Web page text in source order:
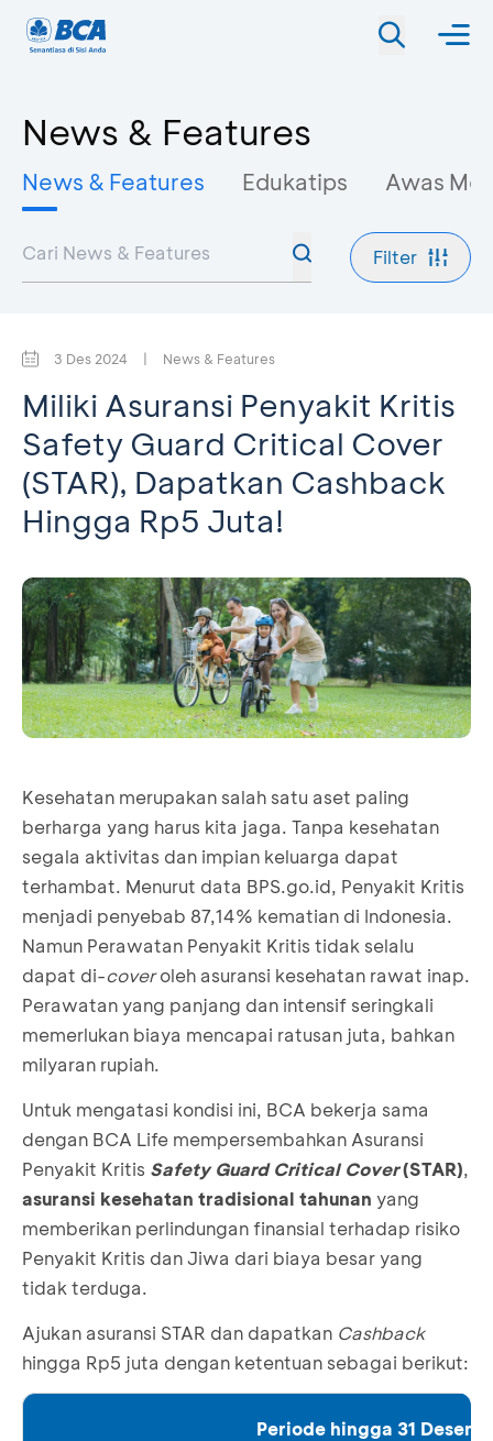
News & Features
News & Features Edukatips Awas
Filter
3 Des 2024 | News & Features
Miliki Asuransi Penyakit Kritis
Safety Guard Critical Cover
(STAR), Dapatkan Cashback
Hingga Rp5 Juta!
Kesehatan merupakan salah satu aset paling
berharga yang harus kita jaga. Tanpa kesehatan
segala aktivitas dan impian keluarga dapat
terhambat. Menurut data BPS.go.id, Penyakit Kritis
menjadi penyebab 87,14% kematian di Indonesia.
Namun Perawatan Penyakit Kritis tidak selalu
dapat di-coveroleh asuransi kesehatan rawat inap.
Perawatan yang panjang dan intensif seringkali
memerlukan biaya mencapai ratusan juta, bahkan
milyaran rupiah.
Untuk mengatasi kondisi ini, BCA bekerja sama
dengan BCA Life mempersembahkan Asuransi
Penyakit Kritis Safety Guard Critical Cover(STAR),
asuransi kesehatan tradisional tahunan yang
memberikan perlindungan finansial terhadap risiko
Penyakit Kritis dan Jiwa dari biaya besar yang
tidak terduga.
Ajukan asuransi STAR dan dapatkan Cashback
hingga Rp5 juta dengan ketentuan sebagai berikut:
Periode hingga 31